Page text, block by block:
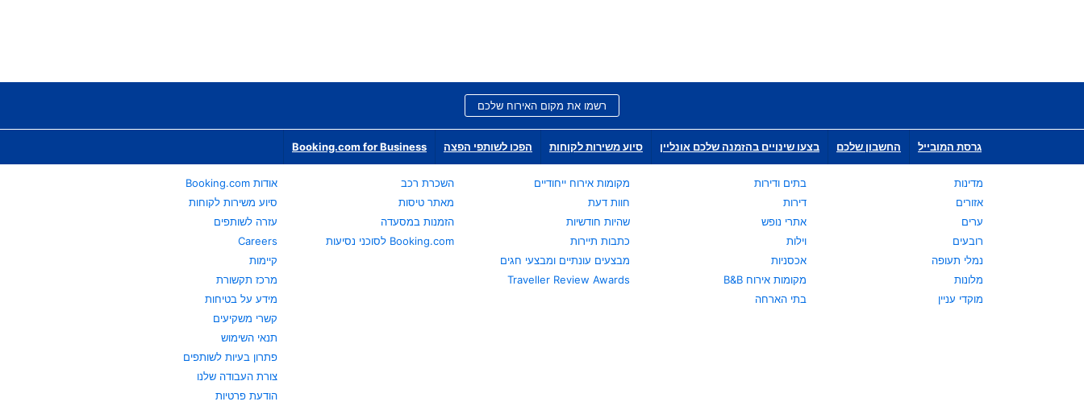
רשמו את מקום האירוח שלכם
גרסת המובייל החשבון שלכם בצעו שינויים בהזמנה שלכם אונליין סיוע משירות לקוחות הפכו לשותפי הפצה Booking.com for Business
מדינות
אזורים
ערים
רובעים
נמלי תעופה
מלונות
מוקדי עניין
בתים ודירות
דירות
אתרי נופש
וילות
אכסניות
מקומות אירוח B&B
בתי הארחה
מקומות אירוח ייחודיים
חוות דעת
שהיות חודשיות
כתבות תיירות
מבצעים עונתיים ומבצעי חגים
Traveller Review Awards
השכרת רכב
מאתר טיסות
הזמנות במסעדה
Booking.com לסוכני נסיעות
אודות Booking.com
סיוע משירות לקוחות
עזרה לשותפים
Careers
קיימות
מרכז תקשורת
מידע על בטיחות
קשרי משקיעים
תנאי השימוש
פתרון בעיות לשותפים
צורת העבודה שלנו
הודעת פרטיות